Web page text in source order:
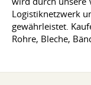
Logistiknetzwerk
gewährleistet.
Rohre, Bleche,